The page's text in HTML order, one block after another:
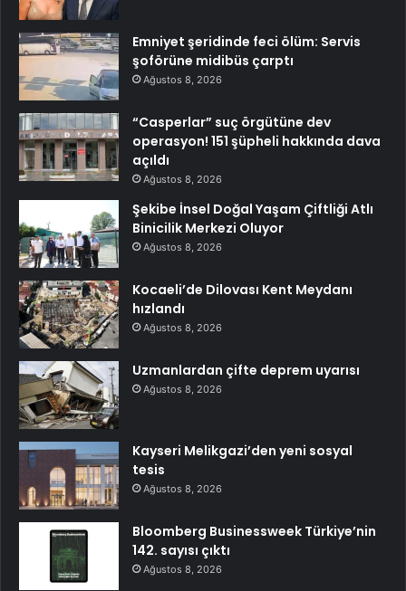
Emniyet şeridinde feci ölüm: Servis
şoförüne midibüs çarptı
Ağustos 8, 2026
“Casperlar” suç örgütüne dev
operasyon! 151 şüpheli hakkında dava
açıldı
Ağustos 8, 2026
Şekibe İnsel Doğal Yaşam Çiftliği Atlı
Binicilik Merkezi Oluyor
Ağustos 8, 2026
Kocaeli’de Dilovası Kent Meydanı
hızlandı
Ağustos 8, 2026
Uzmanlardan çifte deprem uyarısı
Ağustos 8, 2026
Kayseri Melikgazi’den yeni sosyal
tesis
Ağustos 8, 2026
Bloomberg Businessweek Türkiye’nin
142. sayısı çıktı
Ağustos 8, 2026